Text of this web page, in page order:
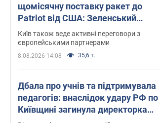
щомісячну поставку ракет до
Patriot від США: Зеленський
розкрив подробиці
Київ також веде активні переговори з
європейськими партнерами
8.08.2026 14:08 35,6 т.
Дбала про учнів та підтримувала
педагогів: внаслідок удару РФ по
Київщині загинула директорка